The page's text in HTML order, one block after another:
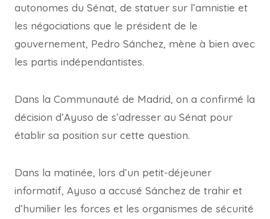
autonomes du Sénat, de statuer sur l’amnistie et
les négociations que le président de le
gouvernement, Pedro Sánchez, mène à bien avec
les partis indépendantistes.
Dans la Communauté de Madrid, on a confirmé la
décision d’Ayuso de s’adresser au Sénat pour
établir sa position sur cette question.
Dans la matinée, lors d’un petit-déjeuner
informatif, Ayuso a accusé Sánchez de trahir et
d’humilier les forces et les organismes de sécurité